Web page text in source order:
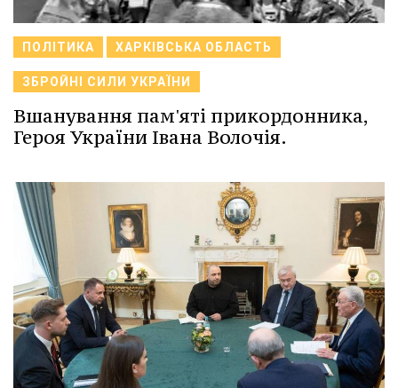
ПОЛІТИКА ХАРКІВСЬКА ОБЛАСТЬ
ЗБРОЙНІ СИЛИ УКРАЇНИ
Вшанування пам'яті прикордонника,
Героя України Івана Волочія.